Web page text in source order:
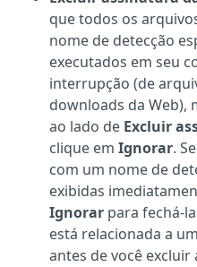
que todos os
nome de detecção
executados em seu
interrupção (de
downloads da Web),
ao lado de Excluir
clique em Ignorar.
com um nome de
exibidas
Ignorar para fechá-
está relacionada a
antes de você excluir